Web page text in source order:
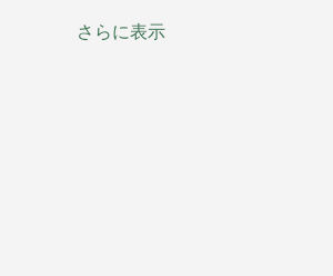
さらに表示